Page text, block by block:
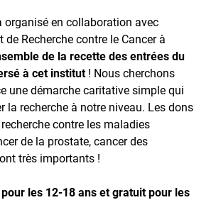
organisé en collaboration avec
de Recherche contre le Cancer à
de la recette des entrées du
à cet institut! Nous cherchons
une démarche caritative simple qui
la recherche à notre niveau. Les dons
contre les maladies
de la prostate, cancer des
très importants !
les 12-18 ans et gratuit pour les